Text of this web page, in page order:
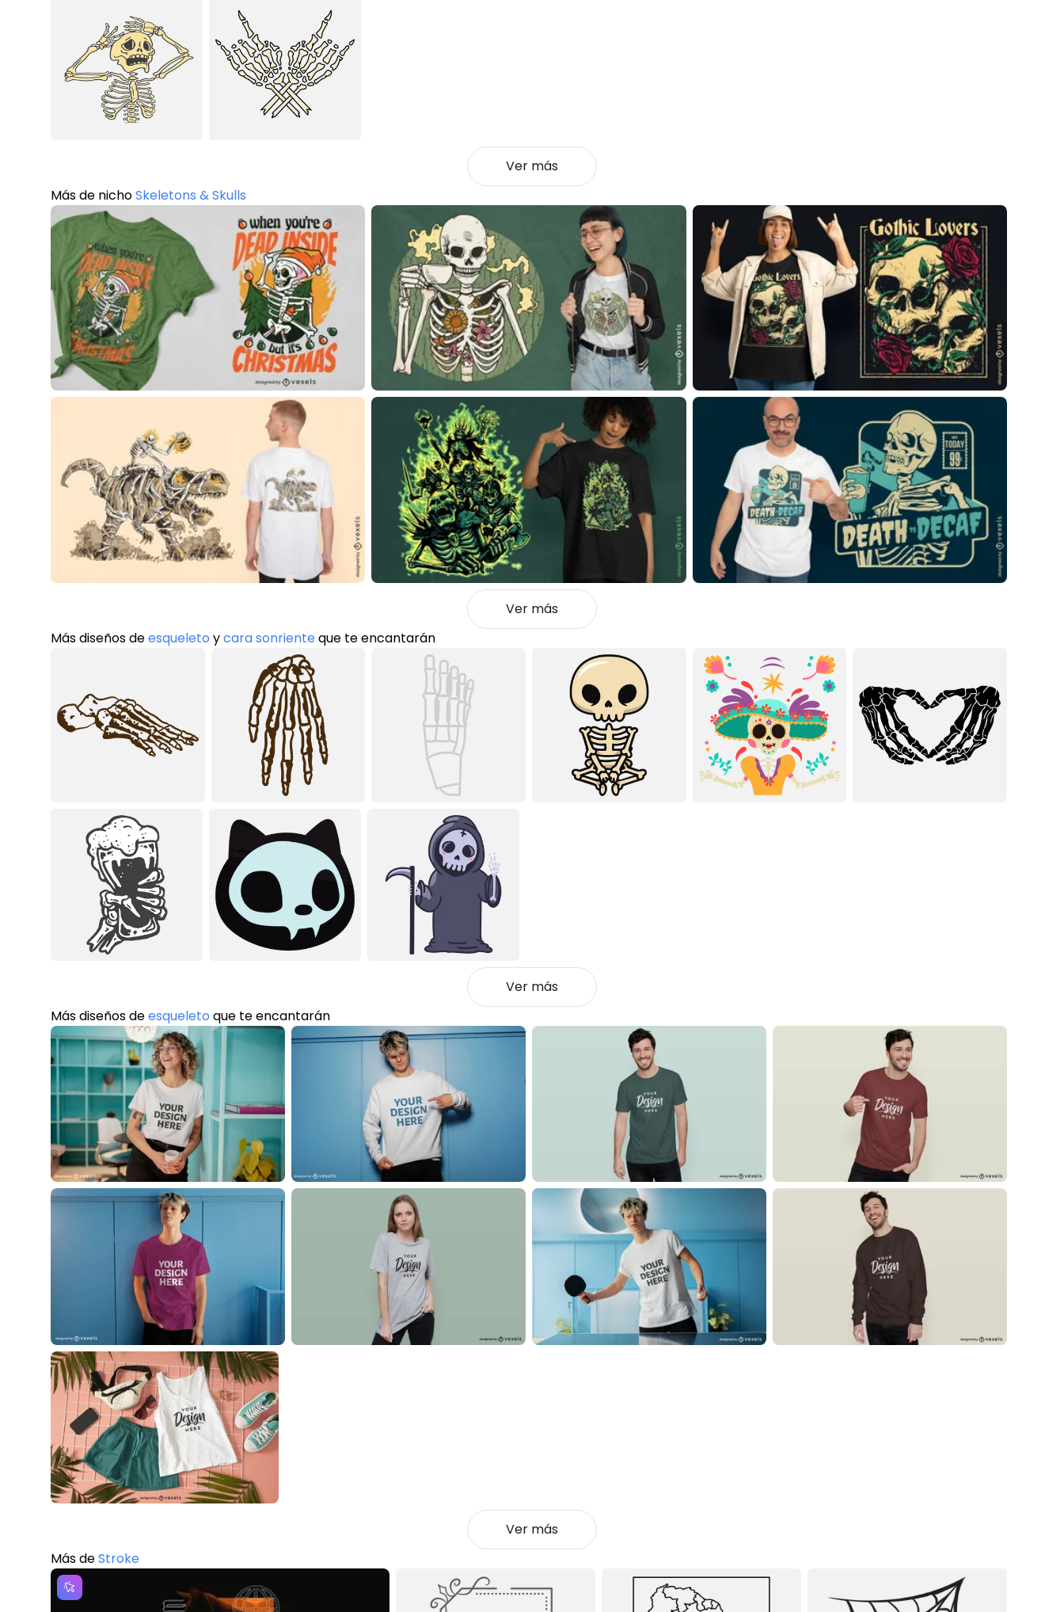
Ver más
Más de nichoSkeletons & Skulls
Ver más
Más diseños deesqueleto ycara sonrienteque te encantarán
Ver más
Más diseños deesqueleto que te encantarán
Ver más
Más deStroke